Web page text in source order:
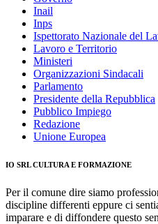
Inail
Inps
Ispettorato Nazionale del
Lavoro e Territorio
Ministeri
Organizzazioni Sindacali
Parlamento
Presidente della Repubblica
Pubblico Impiego
Redazione
Unione Europea
IO SRL CULTURA E FORMAZIONE
Per il comune dire siamo
discipline differenti eppure ci
imparare e di diffondere questo